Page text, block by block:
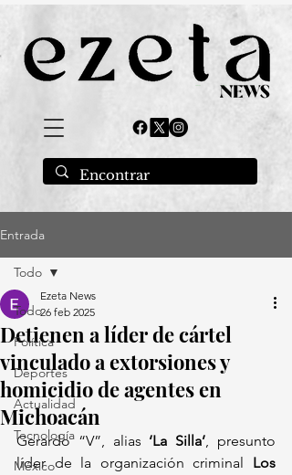
Entrada
Todo
Política
Deportes
Actualidad
Tecnología
México
Todo
Detienen a líder de cártel
vinculado a extorsiones y
homicidio de agentes en
Michoacán
Ezeta News
26 feb 2025
Gerardo “V”, alias ‘La Silla’, presunto
líder de la organización criminal Los